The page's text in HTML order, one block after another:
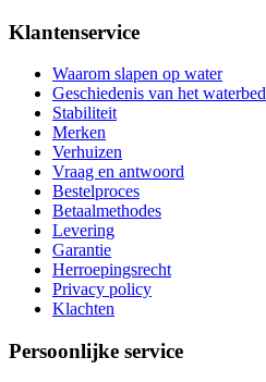
Klantenservice
Waarom slapen op water
Geschiedenis van het waterbed
Stabiliteit
Merken
Verhuizen
Vraag en antwoord
Bestelproces
Betaalmethodes
Levering
Garantie
Herroepingsrecht
Privacy policy
Klachten
Persoonlijke service